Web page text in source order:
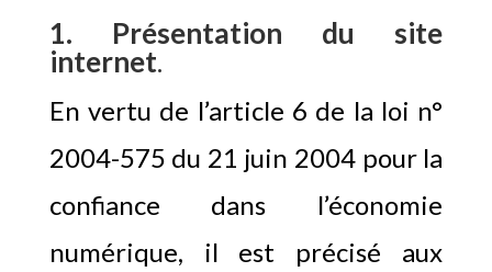
1. Présentation du site
internet.
En vertu de l’article 6 de la loi n°
2004-575 du 21 juin 2004 pour la
confiance dans l’économie
numérique, il est précisé aux